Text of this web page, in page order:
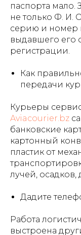
паспорта мало.
не только Ф. И.
серию и номер
выдавшего его
регистрации.
Как
передачи
Курьеры
Aviacourier.bz
банковские
картонный
пластик от
лучей,
Дадите
Работа
выстроена